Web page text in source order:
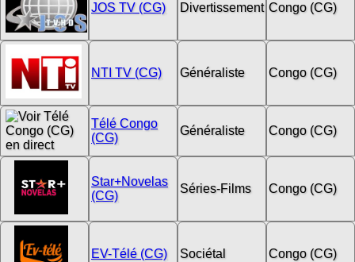
JOS TV (CG) Divertissement Congo (CG)
NTI TV (CG) Généraliste Congo (CG)
Télé Congo
(CG)
Généraliste Congo (CG)
Star+Novelas
(CG)
Séries-Films Congo (CG)
EV-Télé (CG) Sociétal Congo (CG)